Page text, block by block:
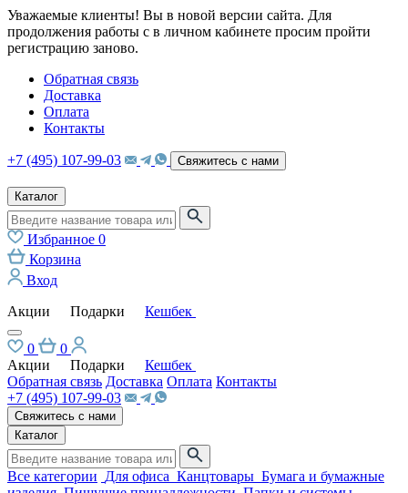
Уважаемые клиенты! Вы в новой версии сайта. Для
продолжения работы с в личном кабинете просим пройти
регистрацию заново.
Обратная связь
Доставка
Оплата
Контакты
+7 (495) 107-99-03 Свяжитесь с нами
Каталог
Избранное 0
Корзина
Вход
Акции
Подарки Кешбек
0
0
Акции
Подарки
Кешбек
Обратная связь Доставка Оплата Контакты
+7 (495) 107-99-03
Свяжитесь с нами
Каталог
Все категории Для офиса Канцтовары Бумага и бумажные